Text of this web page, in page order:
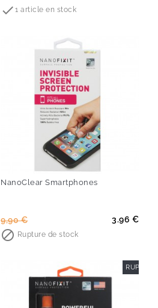
1 article en stock
NanoClear Smartphones
Prix
de
9,90 €Prix 3.96 €
 Rupture de stock
-60%